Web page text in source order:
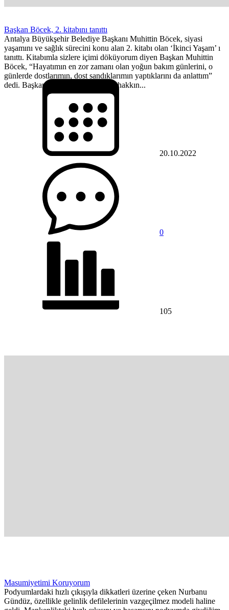
Başkan Böcek, 2. kitabını tanıttı
Antalya Büyükşehir Belediye Başkanı Muhittin Böcek, siyasi
yaşamını ve sağlık sürecini konu alan 2. kitabı olan ‘İkinci Yaşam’ ı
tanıttı. Kitabımla sizlere içimi döküyorum diyen Başkan Muhittin
Böcek, “Hayatımın en zor zamanı olan yoğun bakım günlerini, o
günlerde dostlarımın, dost sandıklarımın yaptıklarını da anlattım”
dedi. Başkan Böcek, kitabının telif hakkın...
20.10.2022
0
105
Masumiyetimi Koruyorum
Podyumlardaki hızlı çıkışıyla dikkatleri üzerine çeken Nurbanu
Gündüz, özellikle gelinlik defilelerinin vazgeçilmez modeli haline